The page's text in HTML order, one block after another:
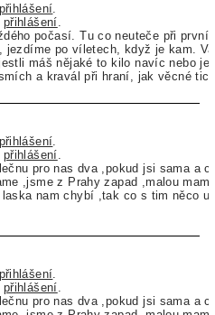
přihlášení
přihlášení
počasí. Tu co neuteče při první
jezdíme po víletech, když je kam.
máš nějaké to kilo navíc nebo
a kravál při hraní, jak věcné
přihlášení
přihlášení
pro nas dva ,pokud jsi sama a
,jsme z Prahy zapad ,malou mam
nam chybí ,tak co s tim něco
přihlášení
přihlášení
pro nas dva ,pokud jsi sama a